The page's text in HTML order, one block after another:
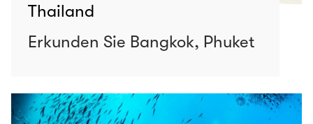
Thailand
Erkunden Sie Bangkok, Phuket